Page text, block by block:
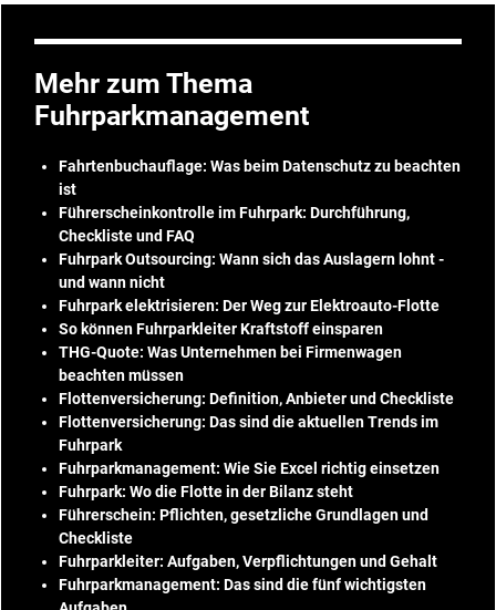
Mehr zum Thema
Fuhrparkmanagement
Fahrtenbuchauflage: Was beim Datenschutz zu beachten
ist
Führerscheinkontrolle im Fuhrpark: Durchführung,
Checkliste und FAQ
Fuhrpark Outsourcing: Wann sich das Auslagern lohnt -
und wann nicht
Fuhrpark elektrisieren: Der Weg zur Elektroauto-Flotte
So können Fuhrparkleiter Kraftstoff einsparen
THG-Quote: Was Unternehmen bei Firmenwagen
beachten müssen
Flottenversicherung: Definition, Anbieter und Checkliste
Flottenversicherung: Das sind die aktuellen Trends im
Fuhrpark
Fuhrparkmanagement: Wie Sie Excel richtig einsetzen
Fuhrpark: Wo die Flotte in der Bilanz steht
Führerschein: Pflichten, gesetzliche Grundlagen und
Checkliste
Fuhrparkleiter: Aufgaben, Verpflichtungen und Gehalt
Fuhrparkmanagement: Das sind die fünf wichtigsten